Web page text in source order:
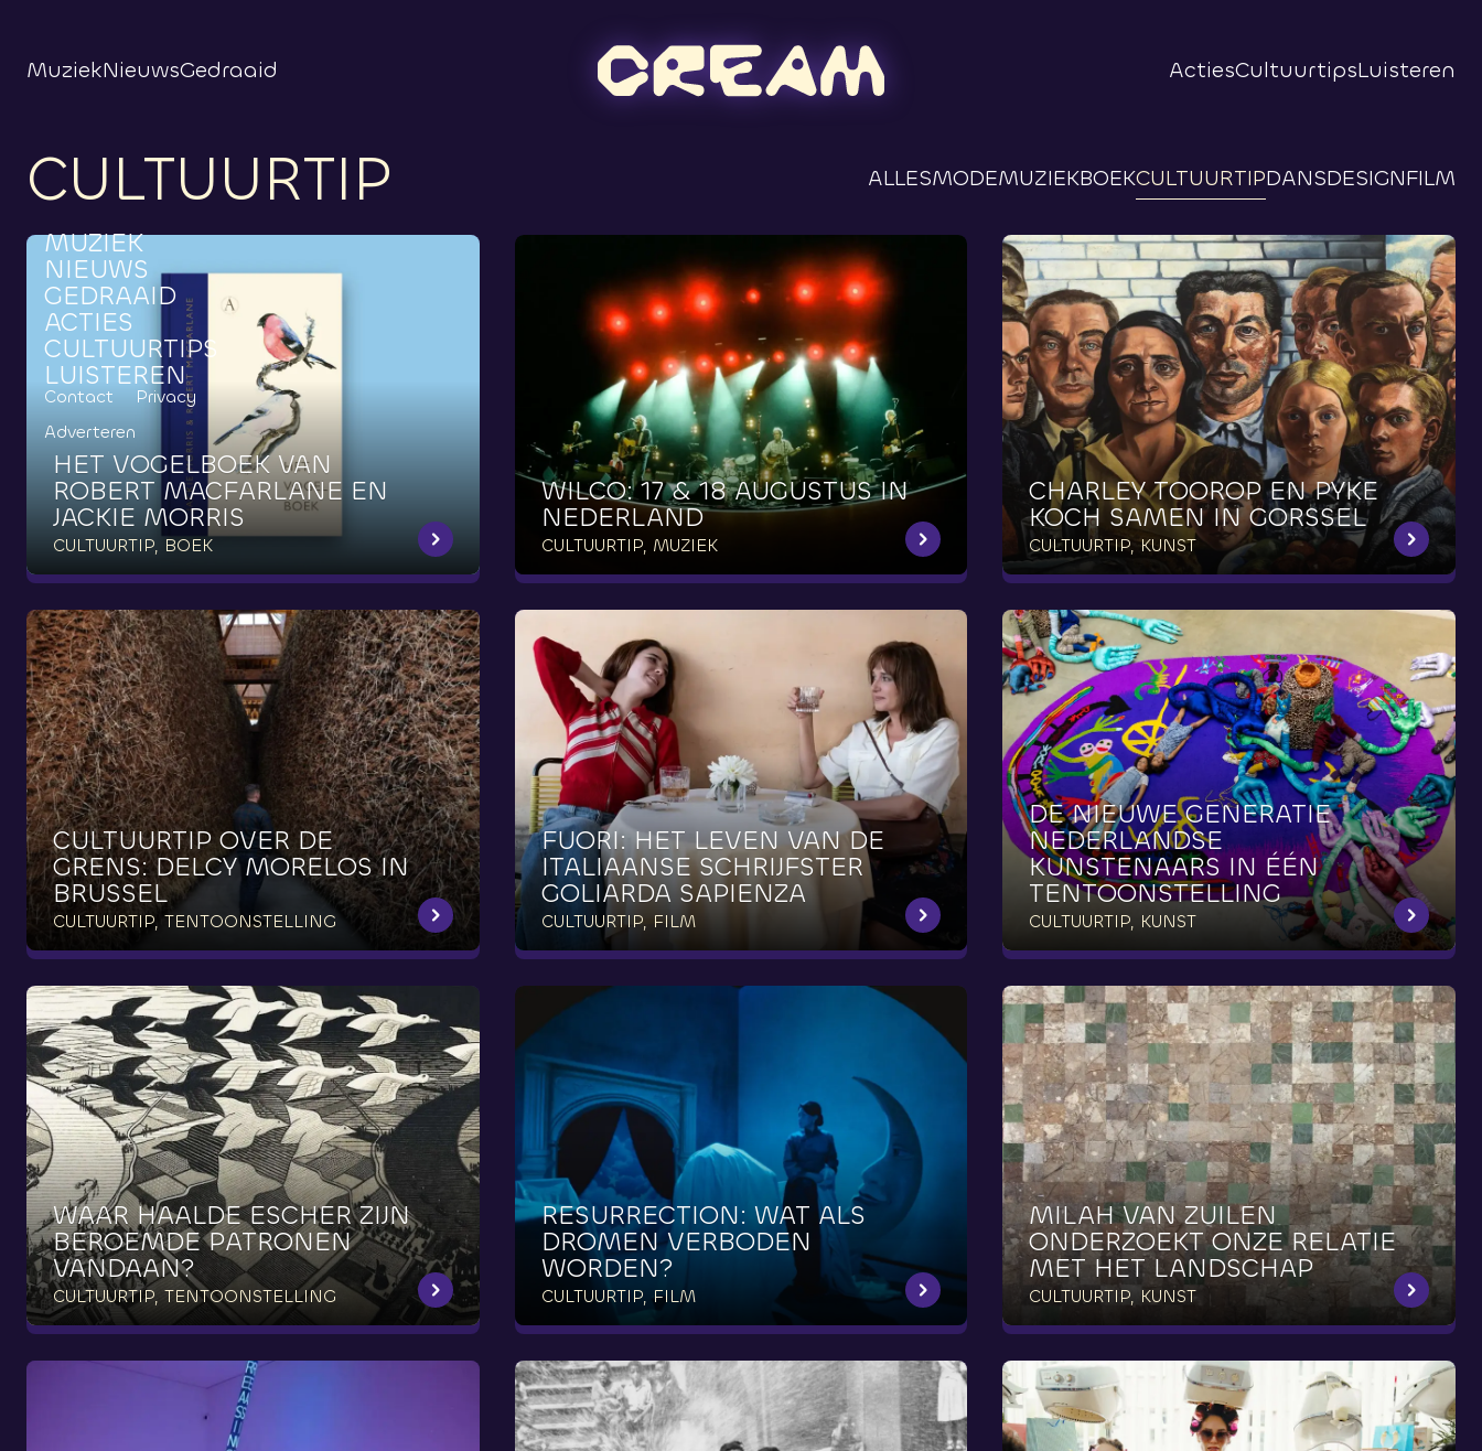
MuziekNieuwsGedraaid ActiesCultuurtipsLuisteren
MUZIEK
NIEUWS
GEDRAAID
ACTIES
CULTUURTIPS
LUISTEREN
Contact
Privacy
Adverteren
CULTUURTIP ALLESMODEMUZIEKBOEKCULTUURTIPDANSDESIGNFILM
HET VOGELBOEK VAN
ROBERT MACFARLANE EN
JACKIE MORRIS
CULTUURTIP, BOEK
WILCO: 17 & 18 AUGUSTUS IN
NEDERLAND
CULTUURTIP, MUZIEK
CHARLEY TOOROP EN PYKE
KOCH SAMEN IN GORSSEL
CULTUURTIP, KUNST
CULTUURTIP OVER DE
GRENS: DELCY MORELOS IN
BRUSSEL
CULTUURTIP, TENTOONSTELLING
FUORI: HET LEVEN VAN DE
ITALIAANSE SCHRIJFSTER
GOLIARDA SAPIENZA
CULTUURTIP, FILM
DE NIEUWE GENERATIE
NEDERLANDSE
KUNSTENAARS IN ÉÉN
TENTOONSTELLING
CULTUURTIP, KUNST
WAAR HAALDE ESCHER ZIJN
BEROEMDE PATRONEN
VANDAAN?
CULTUURTIP, TENTOONSTELLING
RESURRECTION: WAT ALS
DROMEN VERBODEN
WORDEN?
CULTUURTIP, FILM
MILAH VAN ZUILEN
ONDERZOEKT ONZE RELATIE
MET HET LANDSCHAP
CULTUURTIP, KUNST